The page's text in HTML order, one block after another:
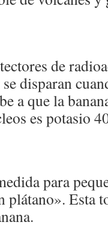
de
disparan
a que la
es potasio
para
plátano». Esta